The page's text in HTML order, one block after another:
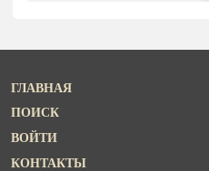
ГЛАВНАЯ
ПОИСК
ВОЙТИ
КОНТАКТЫ